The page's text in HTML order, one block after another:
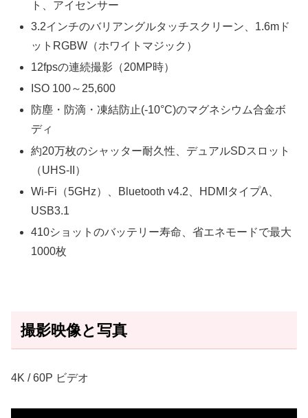
ト、アイセンサー
3.2インチのバリアングルタッチスクリーン、1.6mド
ットRGBW（ホワイトマジック）
12fpsの連続撮影（20MP時）
ISO 100～25,600
防塵・防滴・凍結防止(-10°C)のマグネシウム合金ボ
ディ
約20万枚のシャッター耐久性、デュアルSDスロット
（UHS-II）
Wi-Fi（5GHz）、Bluetooth v4.2、HDMIタイプA、
USB3.1
410ショットのバッテリー寿命、省エネモードで最大
1000枚
撮影映像と写真
4K / 60P ビデオ